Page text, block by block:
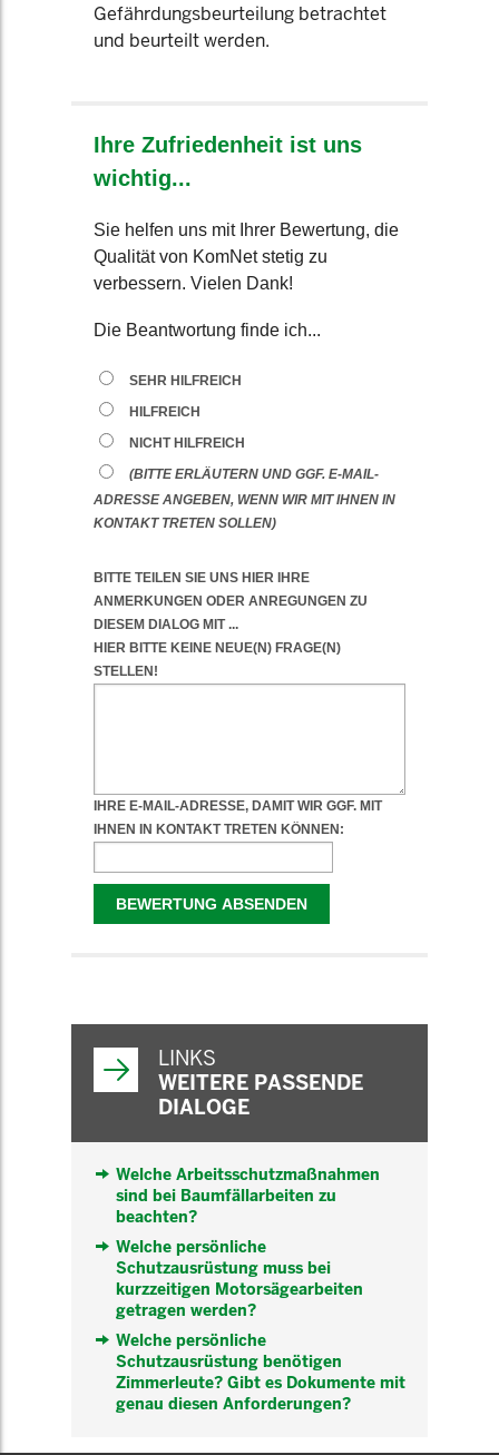
Gefährdungsbeurteilung betrachtet
und beurteilt werden.
LINKS
WEITERE PASSENDE
DIALOGE
Welche Arbeitsschutzmaßnahmen
sind bei Baumfällarbeiten zu
beachten?
Welche persönliche
Schutzausrüstung muss bei
kurzzeitigen Motorsägearbeiten
getragen werden?
Welche persönliche
Schutzausrüstung benötigen
Zimmerleute? Gibt es Dokumente mit
genau diesen Anforderungen?